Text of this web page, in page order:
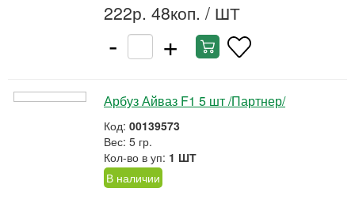
222р. 48коп. / ШТ
- +
Арбуз Айваз F1 5 шт /Партнер/
Код: 00139573
Вес: 5 гр.
Кол-во в уп: 1 ШТ
В наличии